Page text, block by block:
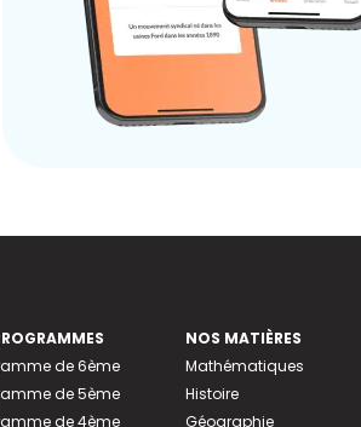
de 6ème
de 5ème
de 4ème
NOS MATIÈRES
Mathématiques
Histoire
Géographie